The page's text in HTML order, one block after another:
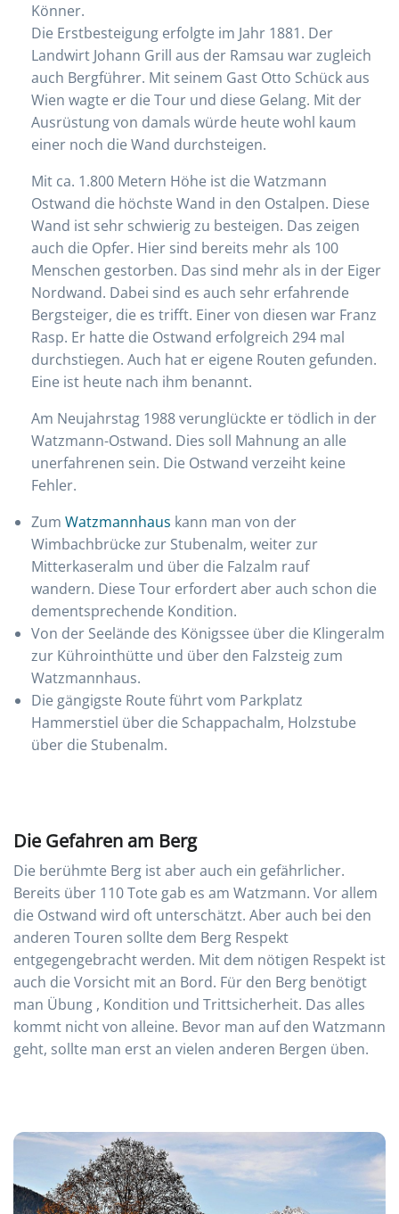
Könner.
Die Erstbesteigung erfolgte im Jahr 1881. Der
Landwirt Johann Grill aus der Ramsau war zugleich
auch Bergführer. Mit seinem Gast Otto Schück aus
Wien wagte er die Tour und diese Gelang. Mit der
Ausrüstung von damals würde heute wohl kaum
einer noch die Wand durchsteigen.
Mit ca. 1.800 Metern Höhe ist die Watzmann
Ostwand die höchste Wand in den Ostalpen. Diese
Wand ist sehr schwierig zu besteigen. Das zeigen
auch die Opfer. Hier sind bereits mehr als 100
Menschen gestorben. Das sind mehr als in der Eiger
Nordwand. Dabei sind es auch sehr erfahrende
Bergsteiger, die es trifft. Einer von diesen war Franz
Rasp. Er hatte die Ostwand erfolgreich 294 mal
durchstiegen. Auch hat er eigene Routen gefunden.
Eine ist heute nach ihm benannt.
Am Neujahrstag 1988 verunglückte er tödlich in der
Watzmann-Ostwand. Dies soll Mahnung an alle
unerfahrenen sein. Die Ostwand verzeiht keine
Fehler.
Zum Watzmannhaus kann man von der
Wimbachbrücke zur Stubenalm, weiter zur
Mitterkaseralm und über die Falzalm rauf
wandern. Diese Tour erfordert aber auch schon die
dementsprechende Kondition.
Von der Seelände des Königssee über die Klingeralm
zur Kührointhütte und über den Falzsteig zum
Watzmannhaus.
Die gängigste Route führt vom Parkplatz
Hammerstiel über die Schappachalm, Holzstube
über die Stubenalm.
Die Gefahren am Berg
Die berühmte Berg ist aber auch ein gefährlicher.
Bereits über 110 Tote gab es am Watzmann. Vor allem
die Ostwand wird oft unterschätzt. Aber auch bei den
anderen Touren sollte dem Berg Respekt
entgegengebracht werden. Mit dem nötigen Respekt ist
auch die Vorsicht mit an Bord. Für den Berg benötigt
man Übung , Kondition und Trittsicherheit. Das alles
kommt nicht von alleine. Bevor man auf den Watzmann
geht, sollte man erst an vielen anderen Bergen üben.